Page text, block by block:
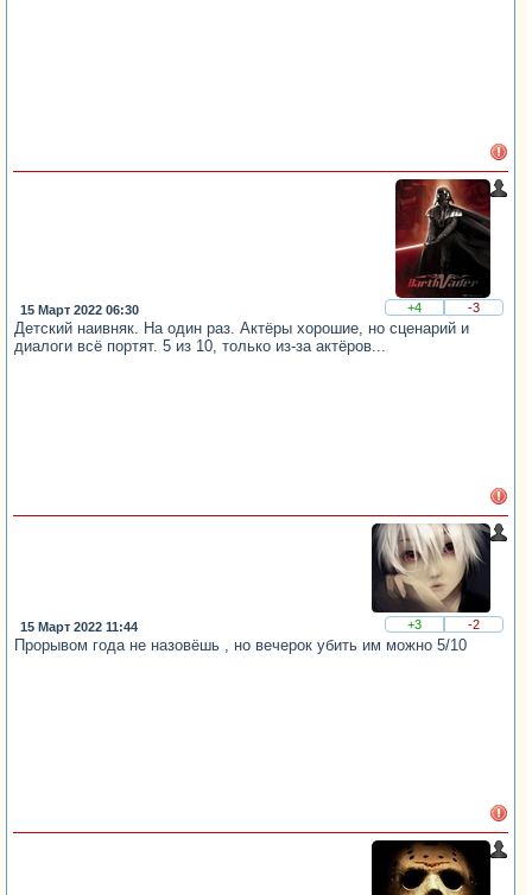
15 Март 2022 06:30 +4 -3
Детский наивняк. На один раз. Актёры хорошие, но сценарий и
диалоги всё портят. 5 из 10, только из-за актёров...
15 Март 2022 11:44 +3 -2
Прорывом года не назовёшь , но вечерок убить им можно 5/10